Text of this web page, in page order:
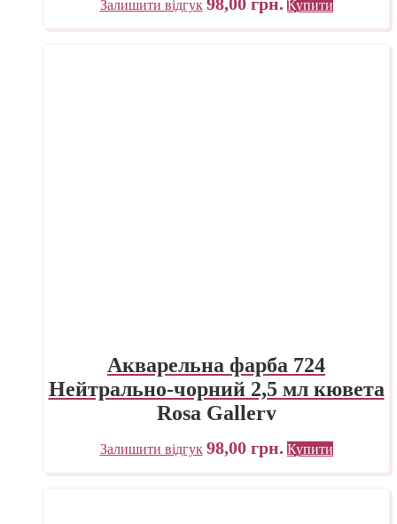
Залишити відгук Купити
Акварельна фарба 724
Нейтрально-чорний 2,5 мл кювета
Rosa Gallery
Залишити відгук 98,00 грн. Купити